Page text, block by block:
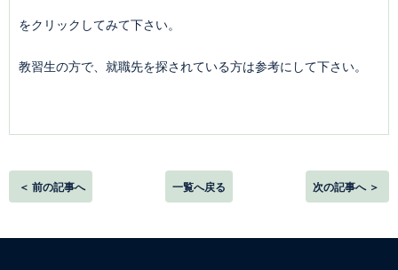
をクリックしてみて下さい。
教習生の方で、就職先を探されている方は参考にして下さい。
一覧へ戻る
＜ 前の記事へ 次の記事へ ＞